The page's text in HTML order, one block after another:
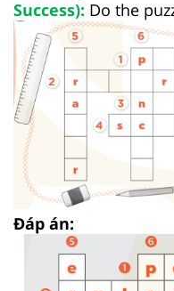
Success): Do the
Đáp án: